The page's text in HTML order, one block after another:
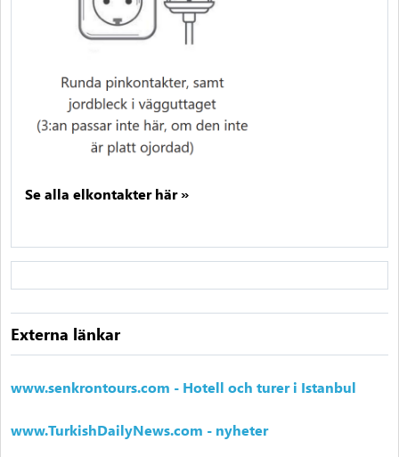
Se alla elkontakter här »
Externa länkar
www.senkrontours.com - Hotell och turer i Istanbul
www.TurkishDailyNews.com - nyheter